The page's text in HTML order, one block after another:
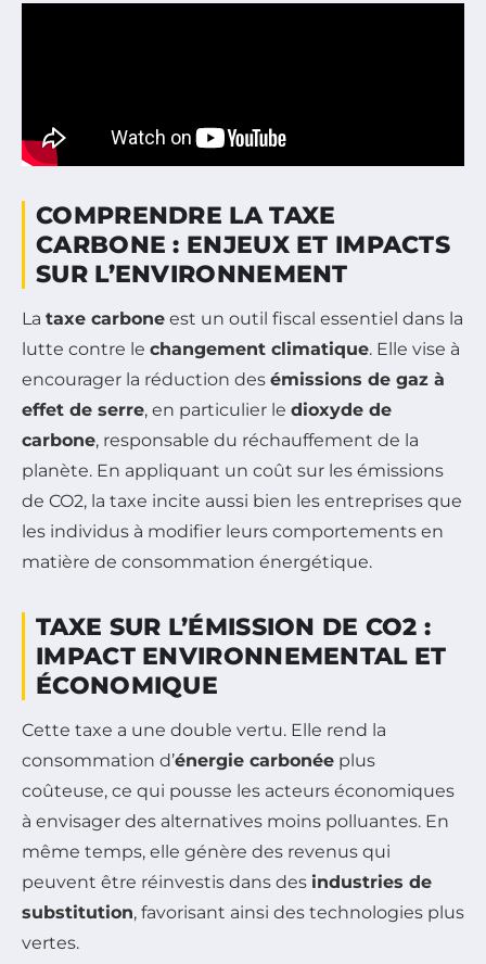
COMPRENDRE LA TAXE
CARBONE : ENJEUX ET IMPACTS
SUR L’ENVIRONNEMENT
La taxe carbone est un outil fiscal essentiel dans la
lutte contre le changement climatique. Elle vise à
encourager la réduction des émissions de gaz à
effet de serre, en particulier le dioxyde de
carbone, responsable du réchauffement de la
planète. En appliquant un coût sur les émissions
de CO2, la taxe incite aussi bien les entreprises que
les individus à modifier leurs comportements en
matière de consommation énergétique.
TAXE SUR L’ÉMISSION DE CO2 :
IMPACT ENVIRONNEMENTAL ET
ÉCONOMIQUE
Cette taxe a une double vertu. Elle rend la
consommation d’énergie carbonée plus
coûteuse, ce qui pousse les acteurs économiques
à envisager des alternatives moins polluantes. En
même temps, elle génère des revenus qui
peuvent être réinvestis dans des industries de
substitution, favorisant ainsi des technologies plus
vertes.